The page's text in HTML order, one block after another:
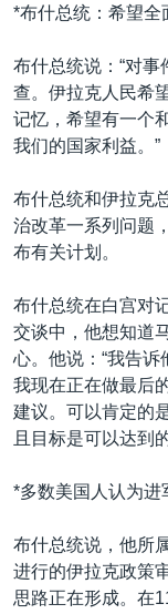
重要讲话与声明
台海两岸关系
南中国海争端
关注西藏
关注新疆
其他语言网站
*布什总统：希望全
布什总统说：“对
查。伊拉克人民希
记忆，希望有一个
我们的国家利益。”
布什总统和伊拉克
治改革一系列问题
布有关计划。
布什总统在白宫对
交谈中，他想知道
心。他说：“我告诉
我现在正在做最后
建议。可以肯定的
且目标是可以达到
*多数美国人认为进
布什总统说，他所
进行的伊拉克政策
思路正在形成。在